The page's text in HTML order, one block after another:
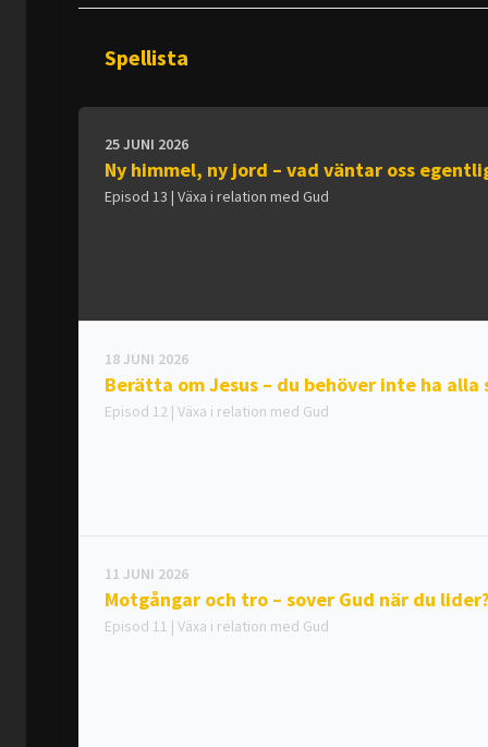
Spellista
25 JUNI 2026
Ny himmel, ny jord – vad väntar oss
Episod 13 | Växa i relation med Gud
18 JUNI 2026
Berätta om Jesus – du behöver inte ha alla
Episod 12 | Växa i relation med Gud
11 JUNI 2026
Motgångar och tro – sover Gud när du
Episod 11 | Växa i relation med Gud